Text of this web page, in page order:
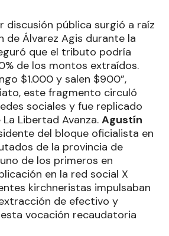
discusión pública surgió a raíz
de Álvarez Agis durante la
que el tributo podría
de los montos extraídos.
$1.000 y salen $900”,
este fragmento circuló
sociales y fue replicado
Libertad Avanza. Agustín
del bloque oficialista en
de la provincia de
de los primeros en
en la red social X
kirchneristas impulsaban
de efectivo y
vocación recaudatoria